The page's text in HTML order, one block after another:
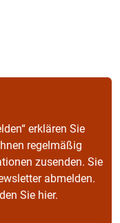
erklären Sie
regelmäßig
zusenden. Sie
abmelden.
Sie hier.